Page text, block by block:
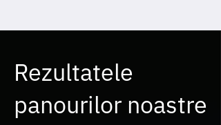
Rezultatele
panourilor noastre